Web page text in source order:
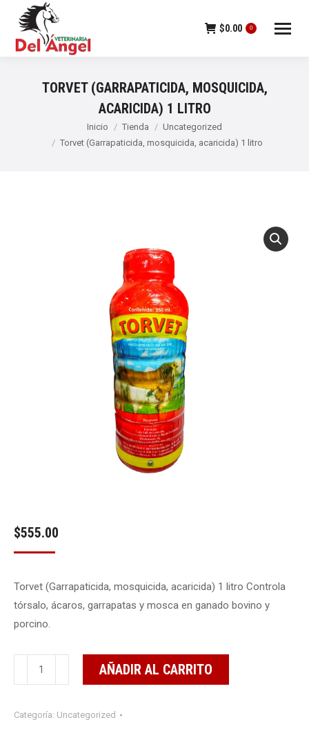
$0.00 0
TORVET (GARRAPATICIDA, MOSQUICIDA,
ACARICIDA) 1 LITRO
Inicio Tienda
Uncategorized
Torvet (Garrapaticida, mosquicida, acaricida) 1 litro
$555.00
Torvet (Garrapaticida, mosquicida, acaricida) 1 litro Controla
tórsalo, ácaros, garrapatas y mosca en ganado bovino y
porcino.
Torvet
(Garrapaticida,
acaricida)
AÑADIR AL CARRITO
Categoría: Uncategorized